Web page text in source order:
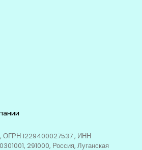
ОГРН 1229400027537 , ИНН
291000, Россия, Луганская